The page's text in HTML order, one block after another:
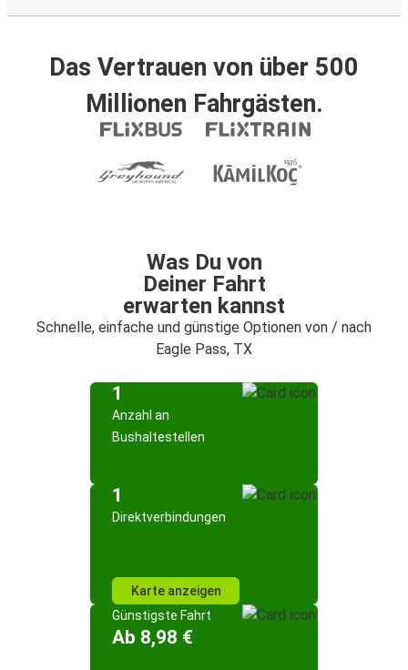
Das Vertrauen von über 500
Millionen Fahrgästen.
Was Du von
Deiner Fahrt
erwarten kannst
Schnelle, einfache und günstige Optionen von / nach
Eagle Pass, TX
1
Anzahl an
Bushaltestellen
1
Direktverbindungen
Karte anzeigen
Günstigste Fahrt
Ab 8,98 €